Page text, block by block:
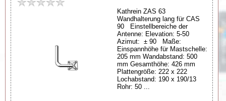
Kathrein ZAS 63
Wandhalterung lang für CAS
90 Einstellbereiche der
Antenne: Elevation: 5-50
Azimut: ± 90 Maße:
Einspannhöhe für Mastschelle:
205 mm Wandabstand: 500
mm Gesamthöhe: 426 mm
Plattengröße: 222 x 222
Lochabstand: 190 x 190/13
Rohr: 50 ...